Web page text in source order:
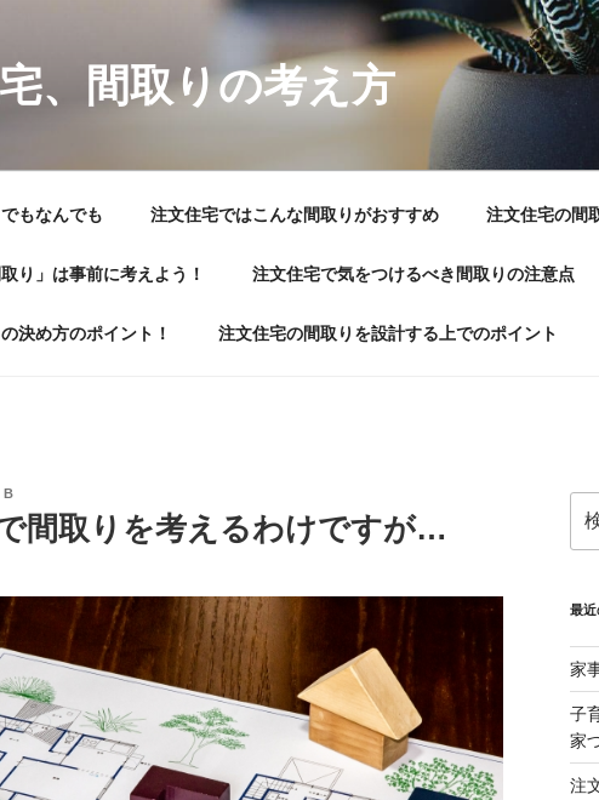
、間取りの考え方
もなんでも 注文住宅ではこんな間取りがおすすめ 注文住宅の間
り」は事前に考えよう！ 注文住宅で気をつけるべき間取りの注意点
決め方のポイント！ 注文住宅の間取りを設計する上でのポイント
B
間取りを考えるわけですが…
索:
最近
家
子
家
注